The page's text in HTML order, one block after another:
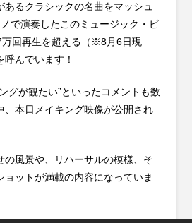
あるクラシックの名曲をマッシュ
で演奏したこのミュージック・ビ
回再生を超える（※8月6日現
んでいます！
グが観たい”といったコメントも数
、本日メイキング映像が公開され
の風景や、リハーサルの模様、そ
ョットが満載の内容になっていま